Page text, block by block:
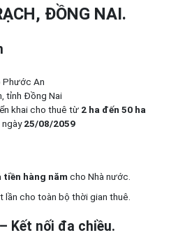
ĐỒNG NAI.
Phước An
tỉnh Đồng Nai
khai cho thuê từ 2 ha đến 50 ha
25/08/2059
hàng năm cho Nhà nước.
lần cho toàn bộ thời gian thuê.
Kết nối đa chiều.